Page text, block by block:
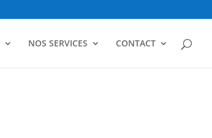
NOS SERVICES CONTACT